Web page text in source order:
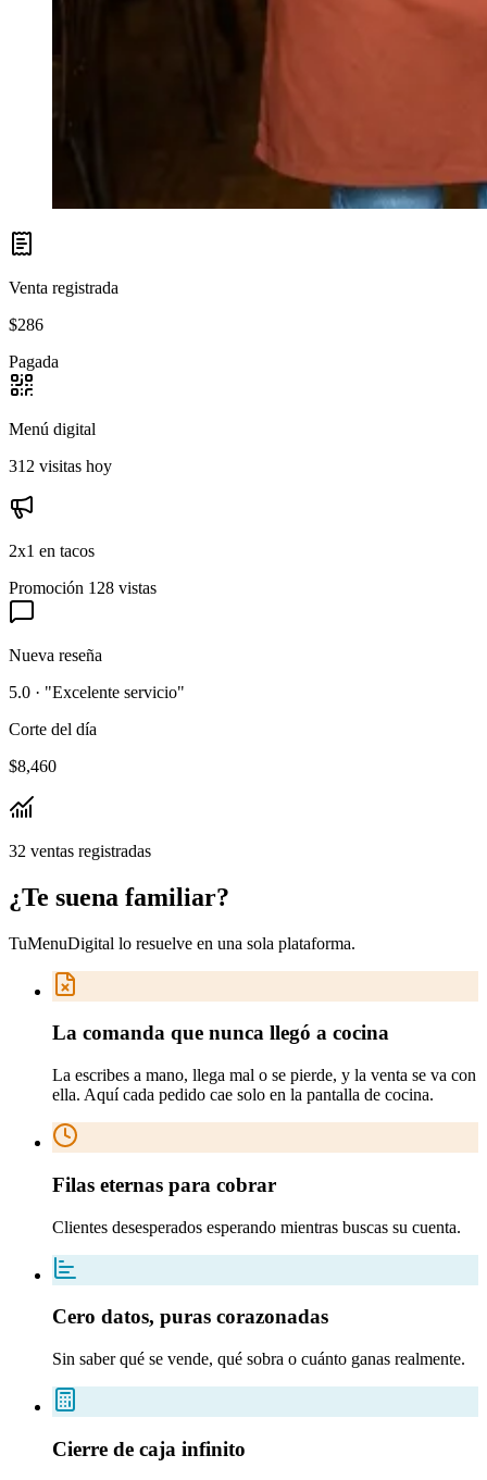
Venta registrada
$286
Pagada
Menú digital
312 visitas hoy
2x1 en tacos
Promoción 128 vistas
Nueva reseña
5.0 · "Excelente servicio"
Corte del día
$8,460
32 ventas registradas
¿Te suena familiar?
TuMenuDigital lo resuelve en una sola plataforma.
La comanda que nunca llegó a cocina
La escribes a mano, llega mal o se pierde, y la venta se va con
ella. Aquí cada pedido cae solo en la pantalla de cocina.
Filas eternas para cobrar
Clientes desesperados esperando mientras buscas su cuenta.
Cero datos, puras corazonadas
Sin saber qué se vende, qué sobra o cuánto ganas realmente.
Cierre de caja infinito